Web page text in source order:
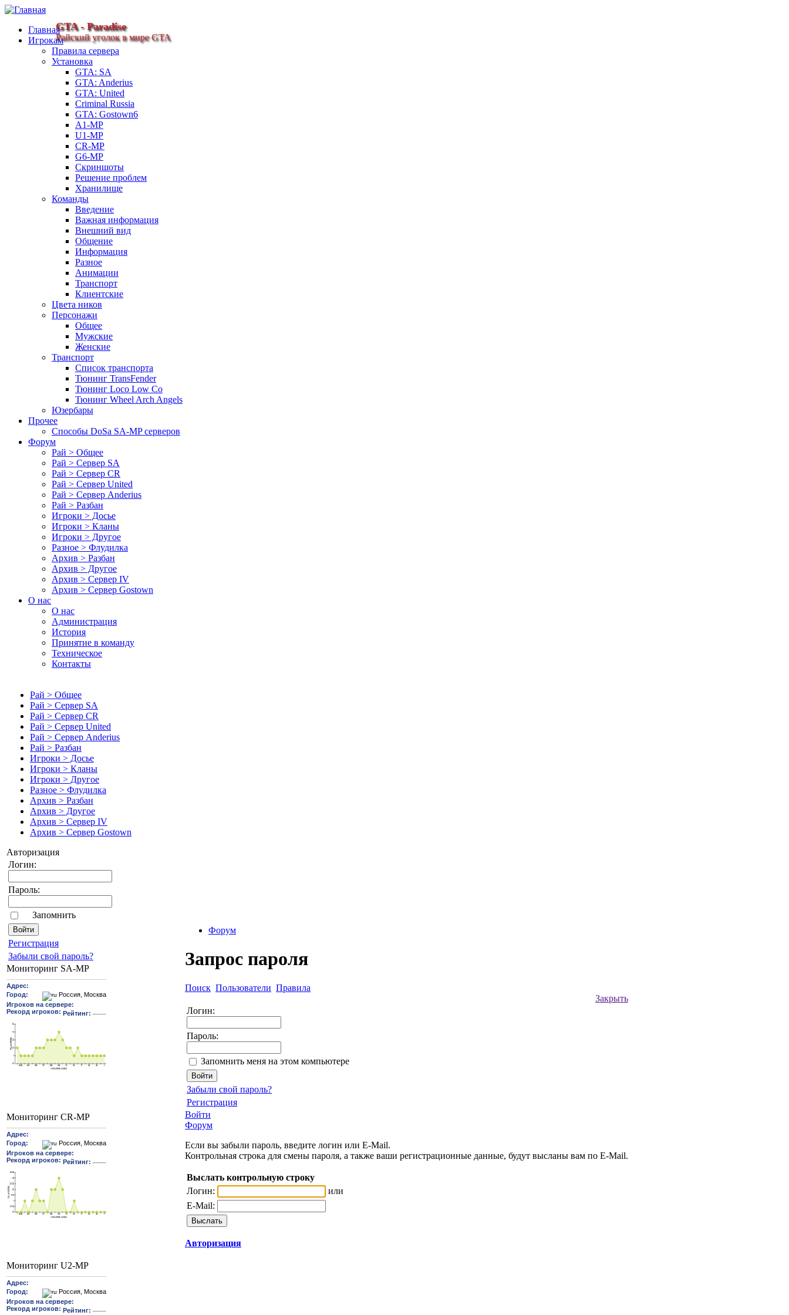
GTA - Paradise
Райский уголок в мире GTA
Главная
Игрокам
Правила сервера
Установка
GTA: SA
GTA: Anderius
GTA: United
Criminal Russia
GTA: Gostown6
A1-MP
U1-MP
CR-MP
G6-MP
Скриншоты
Решение проблем
Хранилище
Команды
Введение
Важная информация
Внешний вид
Общение
Информация
Разное
Анимации
Транспорт
Клиентские
Цвета ников
Персонажи
Общее
Мужские
Женские
Транспорт
Список транспорта
Тюнинг TransFender
Тюнинг Loco Low Co
Тюнинг Wheel Arch Angels
Юзербары
Прочее
Cпособы DoSа SA-MP серверов
Форум
Рай > Общее
Рай > Сервер SA
Рай > Сервер CR
Рай > Сервер United
Рай > Сервер Anderius
Рай > Разбан
Игроки > Досье
Игроки > Кланы
Игроки > Другое
Разное > Флудилка
Архив > Разбан
Архив > Другое
Архив > Сервер IV
Архив > Сервер Gostown
О нас
О нас
Администрация
История
Принятие в команду
Техническое
Контакты
Рай > Общее
Рай > Сервер SA
Рай > Сервер CR
Рай > Сервер United
Рай > Сервер Anderius
Рай > Разбан
Игроки > Досье
Игроки > Кланы
Игроки > Другое
Разное > Флудилка
Архив > Разбан
Архив > Другое
Архив > Сервер IV
Архив > Сервер Gostown
Авторизация
Логин:
Пароль:
Запомнить
Pегиcтрaция
Забыли свой пароль?
Мониторинг SA-MP
Мониторинг CR-MP
Мониторинг U2-MP
Форум
Запрос пароля
Поиск Пользователи Правила
Закрыть
Логин:
Пароль:
Запомнить меня на этом компьютере
Забыли свой пароль?
Регистрация
Войти
Форум
Если вы забыли пароль, введите логин или E-Mail.
Контрольная строка для смены пароля, а также ваши регистрационные данные, будут высланы вам по E-Mail.
Выслать контрольную строку
Логин:
или
E-Mail:
Авторизация